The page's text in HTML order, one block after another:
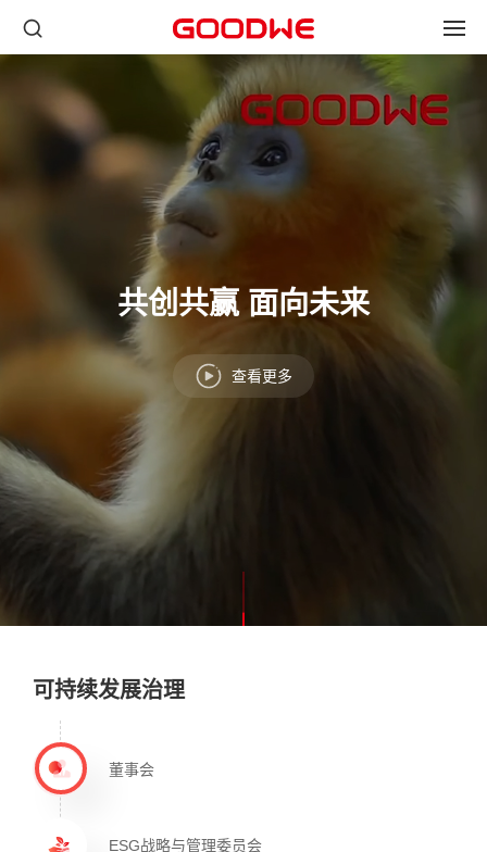
共创共赢 面向未来
查看更多
可持续发展治理
董事会
ESG战略与管理委员会